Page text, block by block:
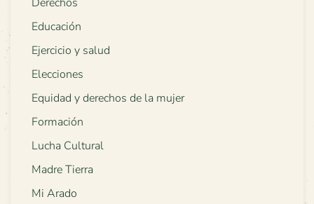
Educación
Ejercicio y salud
Elecciones
Equidad y derechos de la mujer
Formación
Lucha Cultural
Madre Tierra
Mi Arado